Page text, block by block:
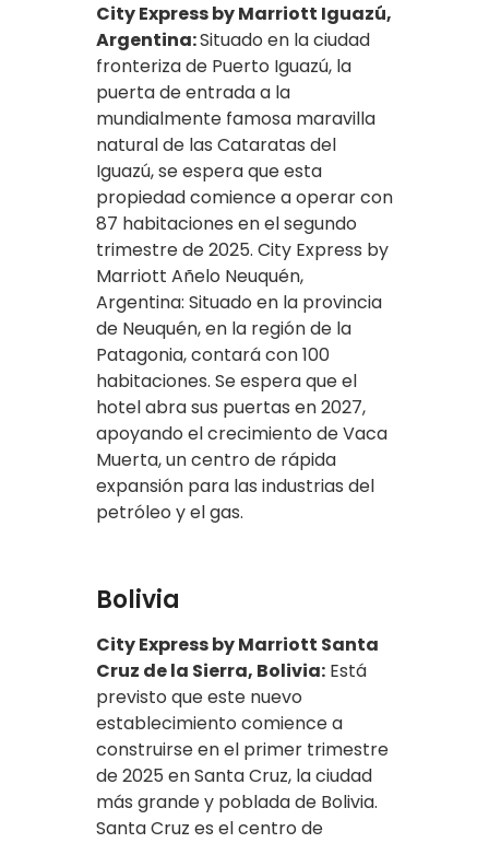
City Express by Marriott Iguazú,
Argentina:Situado en la ciudad
fronteriza de Puerto Iguazú, la
puerta de entrada a la
mundialmente famosa maravilla
natural de las Cataratas del
Iguazú, se espera que esta
propiedad comience a operar con
87 habitaciones en el segundo
trimestre de 2025. City Express by
Marriott Añelo Neuquén,
Argentina: Situado en la provincia
de Neuquén, en la región de la
Patagonia, contará con 100
habitaciones. Se espera que el
hotel abra sus puertas en 2027,
apoyando el crecimiento de Vaca
Muerta, un centro de rápida
expansión para las industrias del
petróleo y el gas.
Bolivia
City Express by Marriott Santa
Cruz de la Sierra, Bolivia: Está
previsto que este nuevo
establecimiento comience a
construirse en el primer trimestre
de 2025 en Santa Cruz, la ciudad
más grande y poblada de Bolivia.
Santa Cruz es el centro de